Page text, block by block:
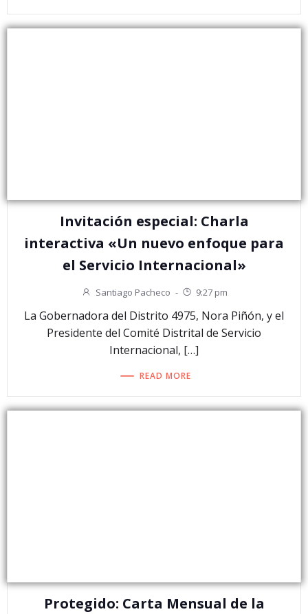
Invitación especial: Charla
interactiva «Un nuevo enfoque para
el Servicio Internacional»
Santiago Pacheco - 9:27 pm
La Gobernadora del Distrito 4975, Nora Piñón, y el
Presidente del Comité Distrital de Servicio
Internacional, […]
READ MORE
Protegido: Carta Mensual de la